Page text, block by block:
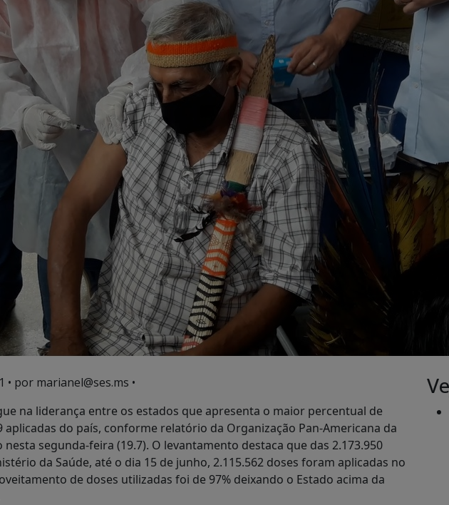
• por marianel@ses.ms •
na liderança entre os estados que apresenta o maior percentual de
aplicadas do país, conforme relatório da Organização Pan-Americana da
nesta segunda-feira (19.7). O levantamento destaca que das 2.173.950
da Saúde, até o dia 15 de junho, 2.115.562 doses foram aplicadas no
de doses utilizadas foi de 97% deixando o Estado acima da